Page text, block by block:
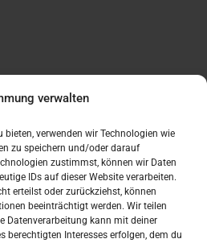
verwalten
verwenden wir Technologien wie
zu speichern und/oder darauf
zustimmst, können wir Daten
IDs auf dieser Website verarbeiten.
erteilst oder zurückziehst, können
beeinträchtigt werden. Wir teilen
Datenverarbeitung kann mit deiner
berechtigten Interesses erfolgen, dem du
oglas
– Njemačka?